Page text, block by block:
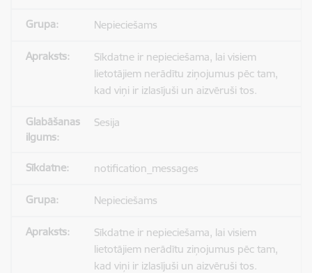
Nepieciešams
Sīkdatne ir nepieciešama, lai visiem
lietotājiem nerādītu ziņojumus pēc tam,
kad viņi ir izlasījuši un aizvēruši tos.
Sesija
notification_messages
Nepieciešams
Sīkdatne ir nepieciešama, lai visiem
lietotājiem nerādītu ziņojumus pēc tam,
kad viņi ir izlasījuši un aizvēruši tos.